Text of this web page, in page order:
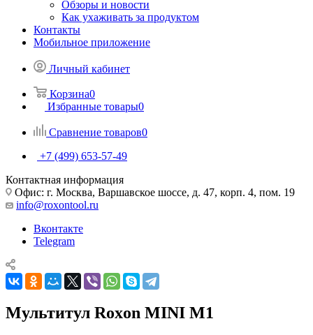
Обзоры и новости
Как ухаживать за продуктом
Контакты
Мобильное приложение
Личный кабинет
Корзина0
Избранные товары0
Сравнение товаров0
+7 (499) 653-57-49
Контактная информация
Офис: г. Москва, Варшавское шоссе, д. 47, корп. 4, пом. 19
info@roxontool.ru
Вконтакте
Telegram
Мультитул Roxon MINI M1